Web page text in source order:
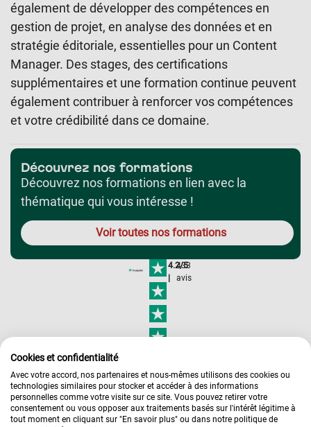
également de développer des compétences en
gestion de projet, en analyse des données et en
stratégie éditoriale, essentielles pour un Content
Manager. Des stages, des certifications
supplémentaires et une formation continue peuvent
également contribuer à renforcer vos compétences
et votre crédibilité dans ce domaine.
Découvrez nos formations
Découvrez nos formations en lien avec la
thématique qui vous intéresse !
Voir toutes nos formations
4.2/5
433
avis
Cookies et confidentialité
Avec votre accord, nos partenaires et nous-mêmes utilisons des cookies ou
technologies similaires pour stocker et accéder à des informations
personnelles comme votre visite sur ce site. Vous pouvez retirer votre
consentement ou vous opposer aux traitements basés sur l'intérêt légitime à
tout moment en cliquant sur "En savoir plus" ou dans notre politique de